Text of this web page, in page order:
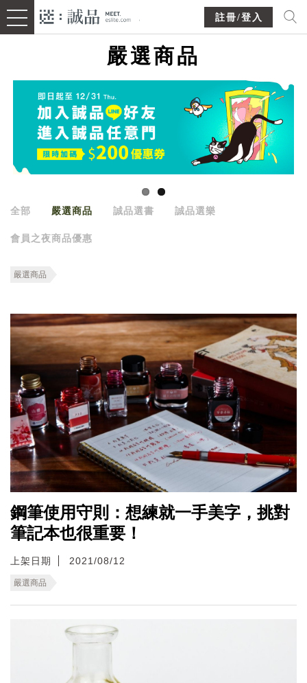
註冊/登入
嚴選商品
全部 嚴選商品 誠品選書 誠品選樂
會員之夜商品優惠
嚴選商品
鋼筆使用守則：想練就一手美字，挑對
筆記本也很重要！
上架日期 2021/08/12
嚴選商品